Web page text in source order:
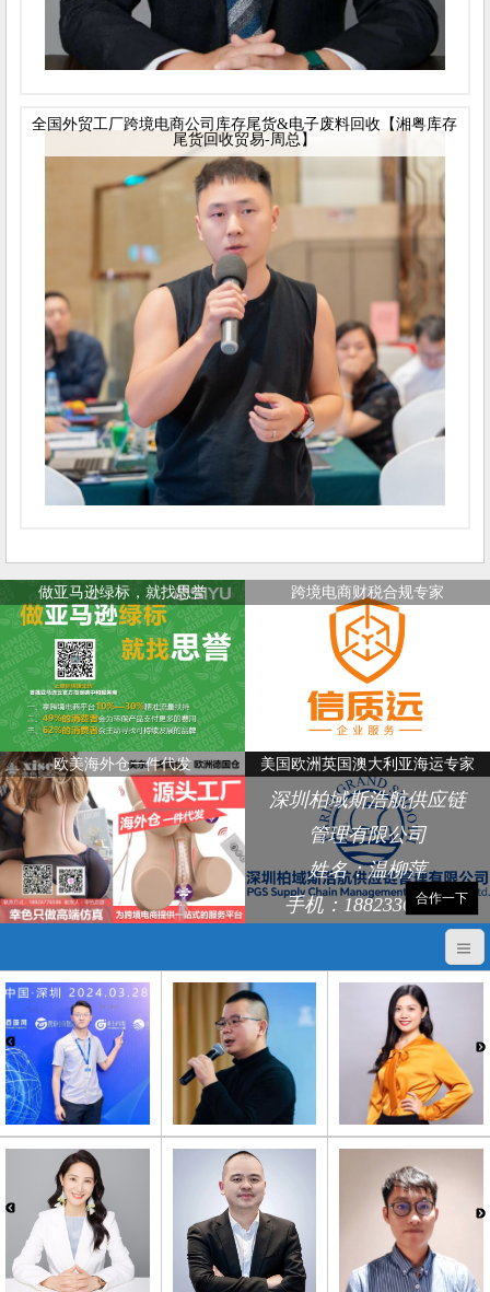
全国外贸工厂跨境电商公司库存尾货&电子废料回收【湘粤库存
尾货回收贸易-周总】
做亚马逊绿标，就找思誉 跨境电商财税合规专家
欧美海外仓一件代发 美国欧洲英国澳大利亚海运专家
深圳柏域斯浩航供应链
管理有限公司
姓名：温柳萍
手机：18823368248
合作一下